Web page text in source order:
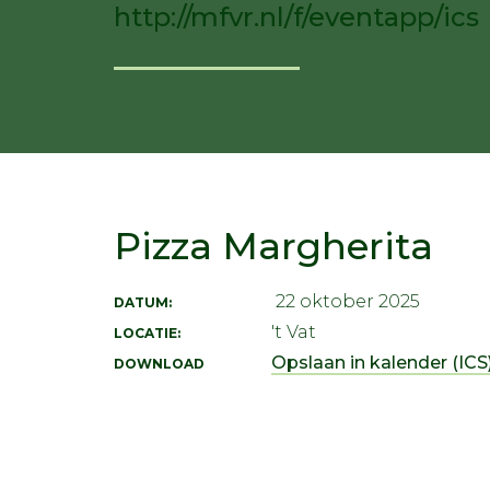
http://mfvr.nl/f/eventapp/ics
Pizza Margherita
DATUM: 22 oktober 2025
LOCATIE: 't Vat
DOWNLOAD Opslaan in kalender